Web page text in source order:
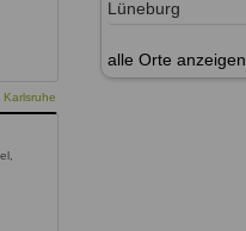
Lüneburg
alle Orte anzeigen